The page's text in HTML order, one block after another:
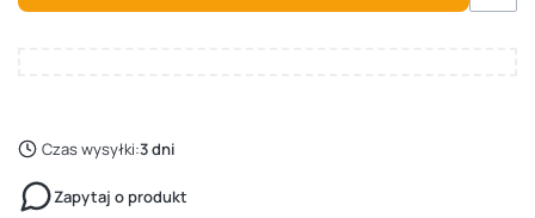
Czas wysyłki:3 dni
Zapytaj o produkt